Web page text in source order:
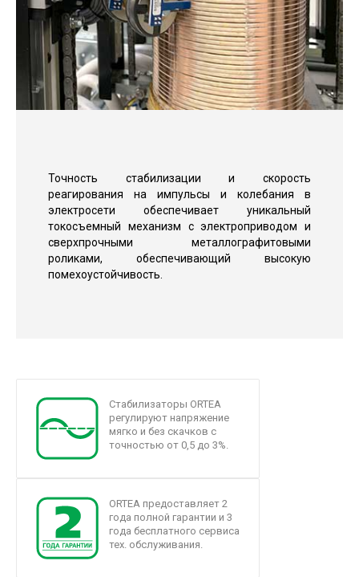
Точность стабилизации и скорость
реагирования на импульсы и колебания в
электросети обеспечивает уникальный
токосъемный механизм с электроприводом и
сверхпрочными металлографитовыми
роликами, обеспечивающий высокую
помехоустойчивость.
Стабилизаторы ORTEA
регулируют напряжение
мягко и без скачков с
точностью от 0,5 до 3%.
ORTEA предоставляет 2
года полной гарантии и 3
года бесплатного сервиса
тех. обслуживания.